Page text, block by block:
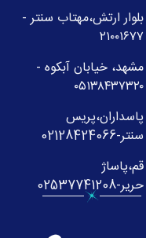
بلوار ارتش،مهتاب سنتر -
۲۱۰۰۱۶۷۷
مشهد، خیابان آبکوه -
۰۵۱۳۸۴۳۷۳۲۰
پاسداران،پریس
سنتر-02128424066
قم،پاساژ
حریر-02537741208